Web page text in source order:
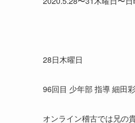
28日木曜日
96回目 少年部 指導 細田彩
オンライン稽古では兄の